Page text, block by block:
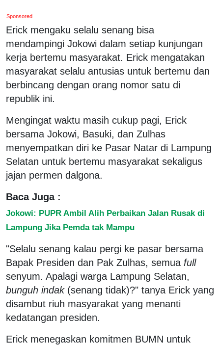
Sponsored
Erick mengaku selalu senang bisa
mendampingi Jokowi dalam setiap kunjungan
kerja bertemu masyarakat. Erick mengatakan
masyarakat selalu antusias untuk bertemu dan
berbincang dengan orang nomor satu di
republik ini.
Mengingat waktu masih cukup pagi, Erick
bersama Jokowi, Basuki, dan Zulhas
menyempatkan diri ke Pasar Natar di Lampung
Selatan untuk bertemu masyarakat sekaligus
jajan permen dalgona.
Baca Juga :
Jokowi: PUPR Ambil Alih Perbaikan Jalan Rusak di
Lampung Jika Pemda tak Mampu
"Selalu senang kalau pergi ke pasar bersama
Bapak Presiden dan Pak Zulhas, semua full
senyum. Apalagi warga Lampung Selatan,
bunguh indak(senang tidak)?" tanya Erick yang
disambut riuh masyarakat yang menanti
kedatangan presiden.
Erick menegaskan komitmen BUMN untuk